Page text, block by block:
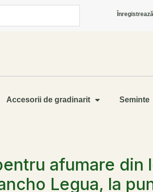
Accesorii de gradinarit Seminte
afumare din
Legua, la